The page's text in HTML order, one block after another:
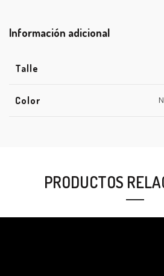
Información adicional
Talle
Color
PRODUCTOS